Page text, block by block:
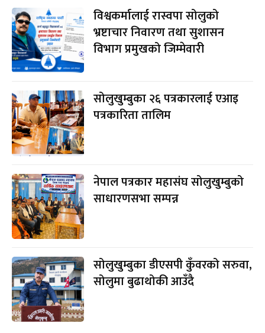
विश्वकर्मालाई रास्वपा सोलुको
भ्रष्टाचार निवारण तथा सुशासन
विभाग प्रमुखको जिम्मेवारी
सोलुखुम्बुका २६ पत्रकारलाई एआइ
पत्रकारिता तालिम
नेपाल पत्रकार महासंघ सोलुखुम्बुको
साधारणसभा सम्पन्न
सोलुखुम्बुका डीएसपी कुँवरको सरुवा,
सोलुमा बुढाथोकी आउँदै